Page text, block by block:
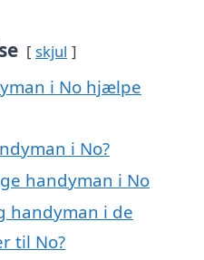
skjul
i No hjælpe
i No?
handyman i No
handyman i de
til No?